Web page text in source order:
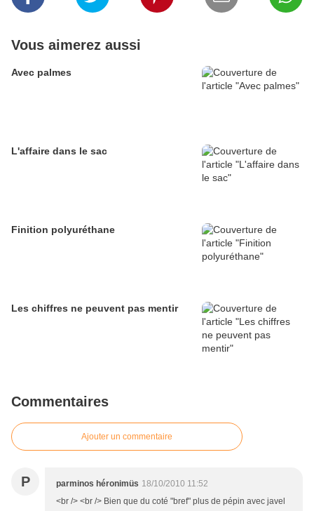
Vous aimerez aussi
Avec palmes
L'affaire dans le sac
Finition polyuréthane
Les chiffres ne peuvent pas mentir
Commentaires
Ajouter un commentaire
P parminos héronimüs 18/10/2010 11:52
<br /> <br /> Bien que du coté "bref" plus de pépin avec javel